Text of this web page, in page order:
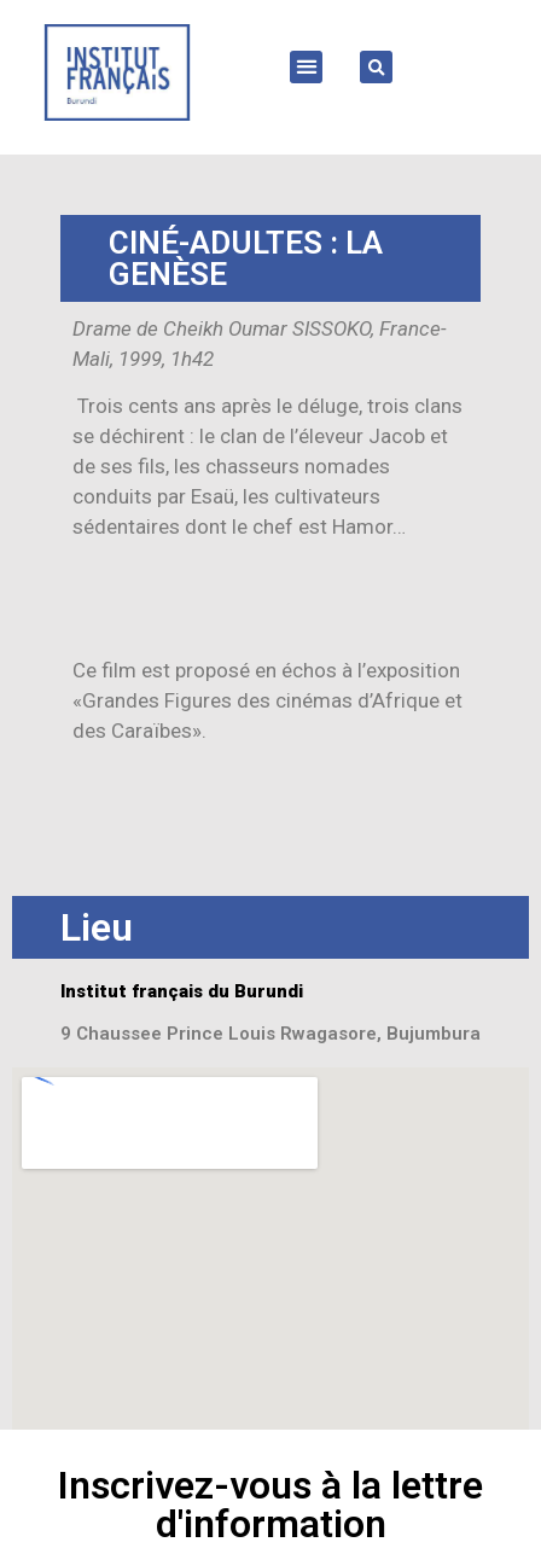
CINÉ-ADULTES : LA
GENÈSE
Drame de Cheikh Oumar SISSOKO, France-
Mali, 1999, 1h42
Trois cents ans après le déluge, trois clans
se déchirent : le clan de l’éleveur Jacob et
de ses fils, les chasseurs nomades
conduits par Esaü, les cultivateurs
sédentaires dont le chef est Hamor…
Ce film est proposé en échos à l’exposition
«Grandes Figures des cinémas d’Afrique et
des Caraïbes».
Lieu
Institut français du Burundi
9 Chaussee Prince Louis Rwagasore, Bujumbura
Inscrivez-vous à la lettre
d'information